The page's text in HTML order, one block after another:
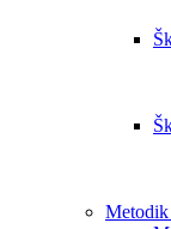
Metodik